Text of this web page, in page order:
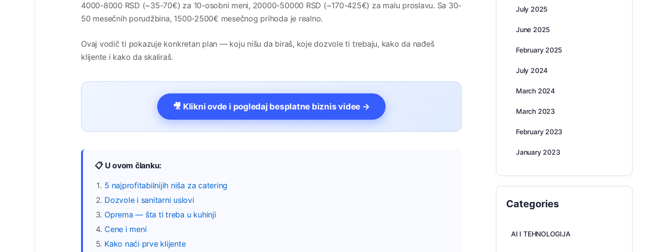
4000-8000 RSD (~35-70€) za 10-osobni meni, 20000-50000 RSD (~170-425€) za malu proslavu. Sa 30-
50 mesečnih porudžbina, 1500-2500€ mesečnog prihoda je realno.
Ovaj vodič ti pokazuje konkretan plan — koju nišu da biraš, koje dozvole ti trebaju, kako da nađeš
klijente i kako da skaliraš.
🎥 Klikni ovde i pogledaj besplatne biznis videe →
📋 U ovom članku:
5 najprofitabilnijih niša za catering
Dozvole i sanitarni uslovi
Oprema — šta ti treba u kuhinji
Cene i meni
Kako naći prve klijente
July 2025
June 2025
February 2025
July 2024
March 2024
March 2023
February 2023
January 2023
Categories
AI I TEHNOLOGIJA